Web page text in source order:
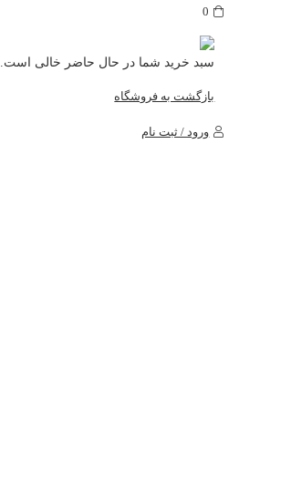
0
سبد خرید شما در حال حاضر خالی است.
بازگشت به فروشگاه
ورود / ثبت نام